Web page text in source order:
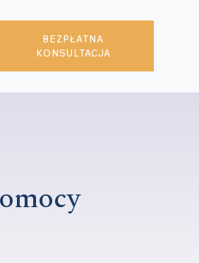
BEZPŁATNA
KONSULTACJA